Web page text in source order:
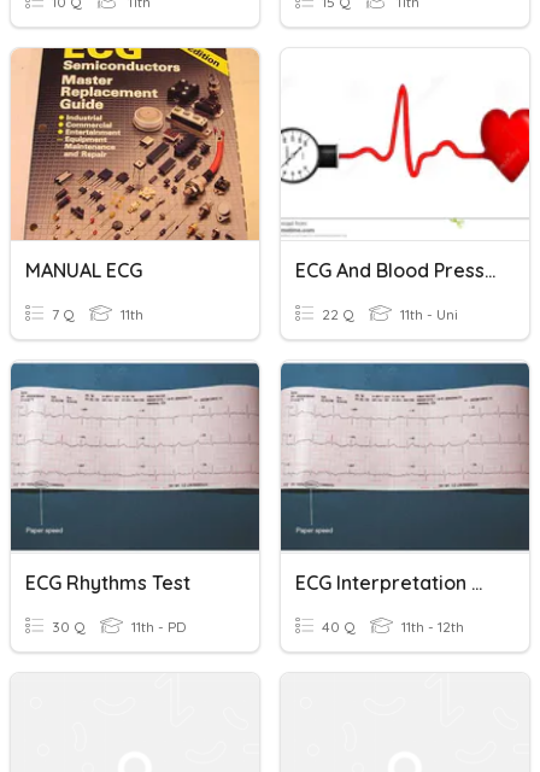
MANUAL ECG
7 Q 11th
ECG And Blood Pressure
22 Q 11th - Uni
ECG Rhythms Test
30 Q 11th - PD
ECG Interpretation & Analysis Test
40 Q 11th - 12th